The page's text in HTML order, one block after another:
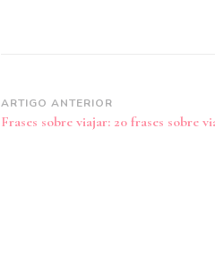
Navegação
de
ARTIGO ANTERIOR
Frases sobre viajar: 20 frases sobre